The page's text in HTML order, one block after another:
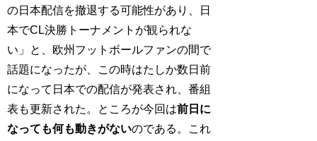
の日本配信を撤退する可能性があり、日
本でCL決勝トーナメントが観られな
い」と、欧州フットボールファンの間で
話題になったが、この時はたしか数日前
になって日本での配信が発表され、番組
表も更新された。ところが今回は前日に
なっても何も動きがないのである。これ